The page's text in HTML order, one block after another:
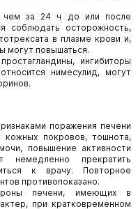
чем за 24 ч до или после
соблюдать осторожность,
в плазме крови и,
могут повышаться.
ингибиторы
нимесулид, могут
поражения печени
кожных покровов, тошнота,
повышение активности
немедленно прекратить
к врачу. Повторное
противопоказано.
печени, имеющих в
при кратковременном